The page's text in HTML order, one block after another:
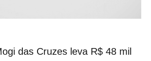
das Cruzes leva R$ 48 mil